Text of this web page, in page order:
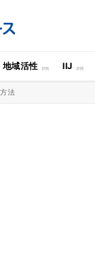
地域活性 IIJ
法